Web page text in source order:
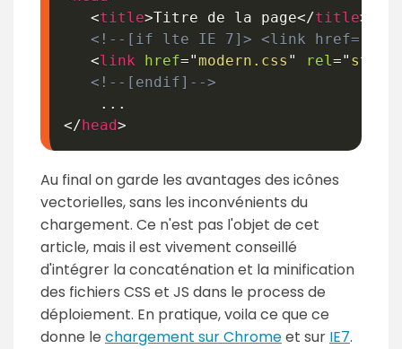
<title>Titre de la page</title>
<!--[if lte IE 7]> <link
<link href="modern.css " rel="
<!--[endif]-->
</head>
Au final on garde les avantages des icônes
vectorielles, sans les inconvénients du
chargement. Ce n'est pas l'objet de cet
article, mais il est vivement conseillé
d'intégrer la concaténation et la minification
des fichiers CSS et JS dans le process de
déploiement. En pratique, voila ce que ce
donne le chargement sur Chromeet sur IE7.